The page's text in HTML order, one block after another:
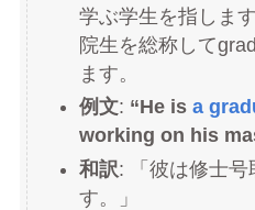
学ぶ学生を指しま
院生を総称して
ます。
例文: “He is a
working on his
和訳: 「彼は修士
す。」